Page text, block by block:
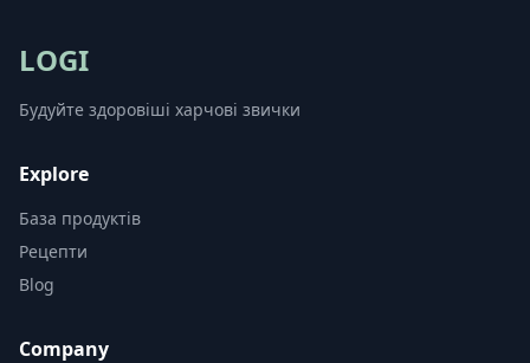
LOGI
Будуйте здоровіші харчові звички
Explore
База продуктів
Рецепти
Blog
Company